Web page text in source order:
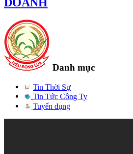
Danh mục
Tin Thời Sự
Tin Tức Công Ty
Tuyển dụng